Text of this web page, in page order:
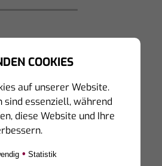
von Bewertungen:
Bewertungen stammen
unsere Dienstleistungen auf
bewertet haben.
kann derzeit nicht
da die bewertenden
COOKIES
auf unserer Website.
sind essenziell, während
diese Website und Ihre
• Statistik